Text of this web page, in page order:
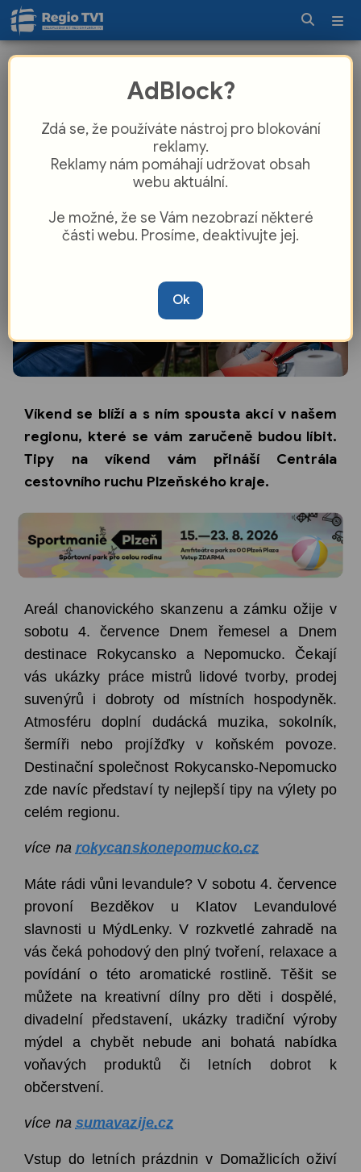
oživlé památky, historická technika i
Víkend se blíží a s ním spousta akcí v našem
regionu, které se vám zaručeně budou líbit.
Tipy na víkend vám přináší Centrála
cestovního ruchu Plzeňského kraje.
Areál chanovického skanzenu a zámku ožije v
sobotu 4. července Dnem řemesel a Dnem
destinace Rokycansko a Nepomucko. Čekají
vás ukázky práce mistrů lidové tvorby, prodej
suvenýrů i dobroty od místních hospodyněk.
Atmosféru doplní dudácká muzika, sokolník,
šermíři nebo projížďky v koňském povoze.
Destinační společnost Rokycansko-Nepomucko
zde navíc představí ty nejlepší tipy na výlety po
celém regionu.
více na rokycanskonepomucko.cz
Máte rádi vůni levandule? V sobotu 4. července
provoní Bezděkov u Klatov Levandulové
slavnosti u MýdLenky. V rozkvetlé zahradě na
vás čeká pohodový den plný tvoření, relaxace a
povídání o této aromatické rostlině. Těšit se
můžete na kreativní dílny pro děti i dospělé,
divadelní představení, ukázky tradiční výroby
mýdel a chybět nebude ani bohatá nabídka
voňavých produktů či letních dobrot k
občerstvení.
více na sumavazije.cz
Vstup do letních prázdnin v Domažlicích oživí
AdBlock?
Zdá se, že používáte nástroj pro blokování
reklamy.
Reklamy nám pomáhají udržovat obsah
webu aktuální.
Je možné, že se Vám nezobrazí některé
části webu. Prosíme, deaktivujte jej.
Ok